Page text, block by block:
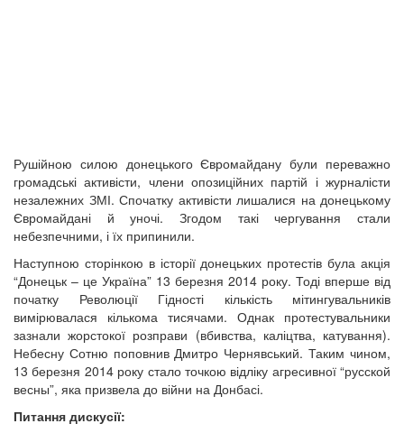
Рушійною силою донецького Євромайдану були переважно
громадські активісти, члени опозиційних партій і журналісти
незалежних ЗМІ. Спочатку активісти лишалися на донецькому
Євромайдані й уночі. Згодом такі чергування стали
небезпечними, і їх припинили.
Наступною сторінкою в історії донецьких протестів була акція
“Донецьк – це Україна” 13 березня 2014 року. Тоді вперше від
початку Революції Гідності кількість мітингувальників
вимірювалася кількома тисячами. Однак протестувальники
зазнали жорстокої розправи (вбивства, каліцтва, катування).
Небесну Сотню поповнив Дмитро Чернявський. Таким чином,
13 березня 2014 року стало точкою відліку агресивної “русской
весны”, яка призвела до війни на Донбасі.
Питання дискусії: